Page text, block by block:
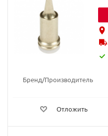
Бренд/Производитель
Отложить